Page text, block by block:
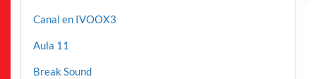
Canal en IVOOX3
Aula 11
Break Sound